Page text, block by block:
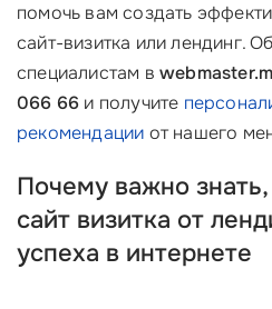
помочь вам создать
сайт-визитка или лендинг.
специалистам в
066 66 и получите
рекомендации от нашего
Почему важно
сайт визитка от
успеха в интернете